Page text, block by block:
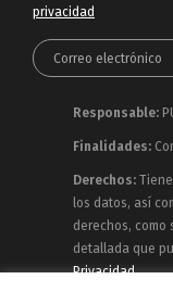
privacidad
Responsable:
Finalidades:
Derechos:
los datos, así
derechos, como
detallada que
Privacidad